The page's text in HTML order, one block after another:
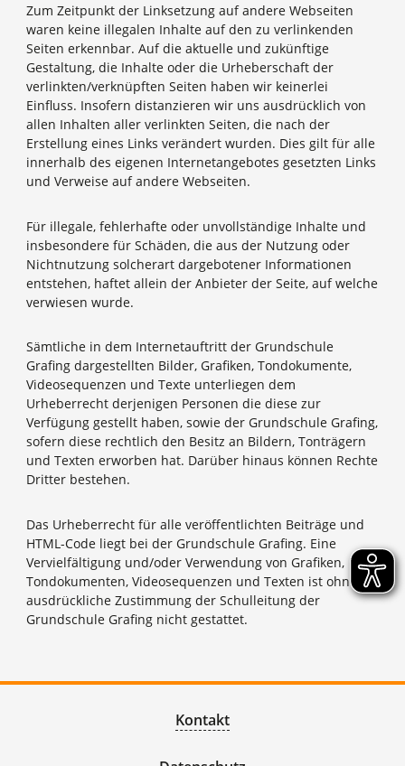
Zum Zeitpunkt der Linksetzung auf andere Webseiten
waren keine illegalen Inhalte auf den zu verlinkenden
Seiten erkennbar. Auf die aktuelle und zukünftige
Gestaltung, die Inhalte oder die Urheberschaft der
verlinkten/verknüpften Seiten haben wir keinerlei
Einfluss. Insofern distanzieren wir uns ausdrücklich von
allen Inhalten aller verlinkten Seiten, die nach der
Erstellung eines Links verändert wurden. Dies gilt für alle
innerhalb des eigenen Internetangebotes gesetzten Links
und Verweise auf andere Webseiten.
Für illegale, fehlerhafte oder unvollständige Inhalte und
insbesondere für Schäden, die aus der Nutzung oder
Nichtnutzung solcherart dargebotener Informationen
entstehen, haftet allein der Anbieter der Seite, auf welche
verwiesen wurde.
Sämtliche in dem Internetauftritt der Grundschule
Grafing dargestellten Bilder, Grafiken, Tondokumente,
Videosequenzen und Texte unterliegen dem
Urheberrecht derjenigen Personen die diese zur
Verfügung gestellt haben, sowie der Grundschule Grafing,
sofern diese rechtlich den Besitz an Bildern, Tonträgern
und Texten erworben hat. Darüber hinaus können Rechte
Dritter bestehen.
Das Urheberrecht für alle veröffentlichten Beiträge und
HTML-Code liegt bei der Grundschule Grafing. Eine
Vervielfältigung und/oder Verwendung von Grafiken,
Tondokumenten, Videosequenzen und Texten ist ohne
ausdrückliche Zustimmung der Schulleitung der
Grundschule Grafing nicht gestattet.
Kontakt